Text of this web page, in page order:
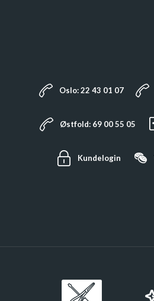
Oslo: 22 43 01 07
Østfold: 69 00 55 05
Kundelogin